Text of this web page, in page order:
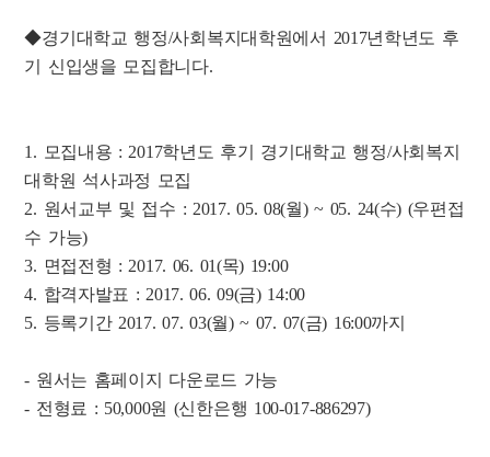
◆경기대학교 행정/사회복지대학원에서 2017년학년도 후
기 신입생을 모집합니다.
1. 모집내용 : 2017학년도 후기 경기대학교 행정/사회복지
대학원 석사과정 모집
2. 원서교부 및 접수 : 2017. 05. 08(월) ~ 05. 24(수) (우편접
수 가능)
3. 면접전형 : 2017. 06. 01(목) 19:00
4. 합격자발표 : 2017. 06. 09(금) 14:00
5. 등록기간 2017. 07. 03(월) ~ 07. 07(금) 16:00까지
- 원서는 홈페이지 다운로드 가능
- 전형료 : 50,000원 (신한은행 100-017-886297)